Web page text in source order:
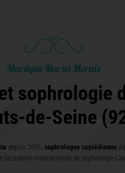
Marilyne Martel Morais
sophrologie
de-Seine
depuis 2001, sophrologue caycédienne
l'académie internationale de sophrologie